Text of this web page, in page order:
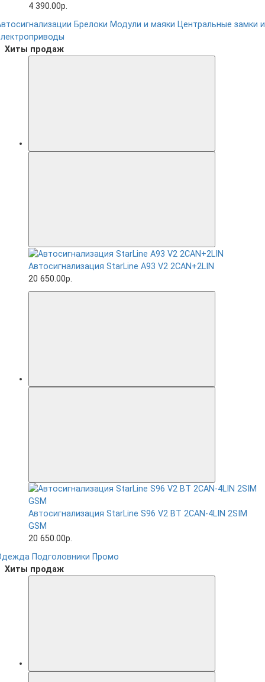
4 390.00р.
Брелоки Модули и маяки Центральные замки и
Хиты продаж
Автосигнализация StarLine A93 V2 2CAN+2LIN
20 650.00р.
Автосигнализация StarLine S96 V2 BT 2CAN-4LIN 2SIM
GSM
20 650.00р.
Подголовники Промо
Хиты продаж